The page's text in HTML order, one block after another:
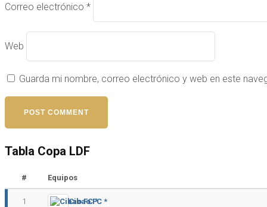
Correo electrónico *
Web
Guarda mi nombre, correo electrónico y web en este
Tabla Copa LDF
# Equipos
1 Cibao FC *